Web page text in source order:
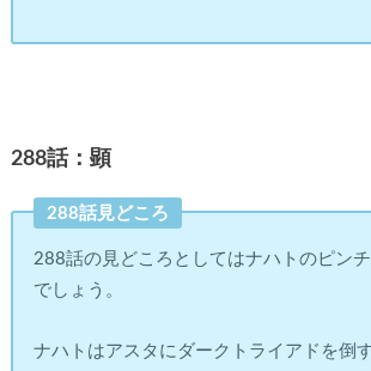
288話：顕
288話見どころ
288話の見どころとしてはナハトのピン
でしょう。
ナハトはアスタにダークトライアドを倒